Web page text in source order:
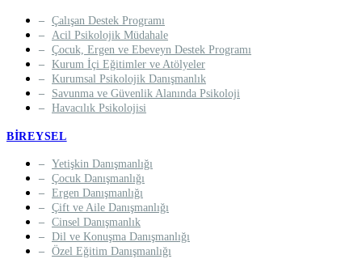
Çalışan Destek Programı
Acil Psikolojik Müdahale
Çocuk, Ergen ve Ebeveyn Destek Programı
Kurum İçi Eğitimler ve Atölyeler
Kurumsal Psikolojik Danışmanlık
Savunma ve Güvenlik Alanında Psikoloji
Havacılık Psikolojisi
BIREYSEL
Yetişkin Danışmanlığı
Çocuk Danışmanlığı
Ergen Danışmanlığı
Çift ve Aile Danışmanlığı
Cinsel Danışmanlık
Dil ve Konuşma Danışmanlığı
Özel Eğitim Danışmanlığı